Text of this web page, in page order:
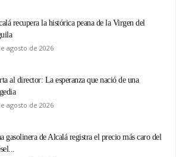
recupera la histórica peana de la Virgen del
agosto de 2026
al director: La esperanza que nació de una
agosto de 2026
gasolinera de Alcalá registra el precio más caro del